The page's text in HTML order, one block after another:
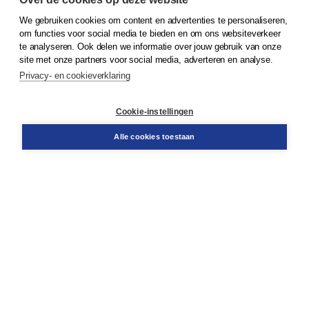
© 2026Koninklijke Boom uitgevers
Bestellen
We gebruiken cookies om content en advertenties te personaliseren,
om functies voor social media te bieden en om ons websiteverkeer
te analyseren. Ook delen we informatie over jouw gebruik van onze
site met onze partners voor social media, adverteren en analyse.
Privacy- en cookieverklaring
Cookie-instellingen
Alle cookies toestaan